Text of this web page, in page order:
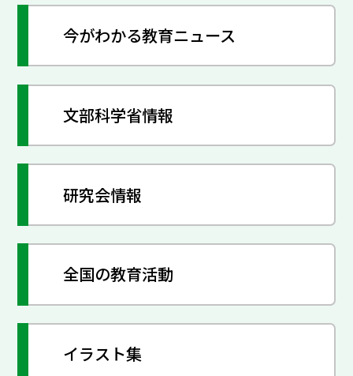
今がわかる教育ニュース
文部科学省情報
研究会情報
全国の教育活動
イラスト集